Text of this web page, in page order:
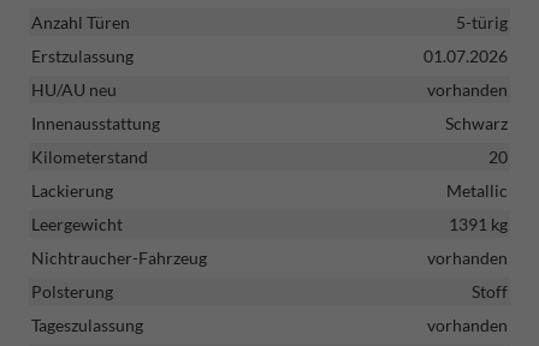
Anzahl Türen
5-türig
Erstzulassung
01.07.2026
HU/AU neu
vorhanden
Innenausstattung
Schwarz
Kilometerstand
20
Lackierung
Metallic
Leergewicht
1391 kg
Nichtraucher-Fahrzeug
vorhanden
Polsterung
Stoff
Tageszulassung
vorhanden